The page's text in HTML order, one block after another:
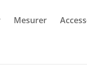
Mesurer